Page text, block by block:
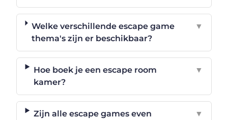
Welke verschillende escape game
thema's zijn er beschikbaar?
▼
Hoe boek je een escape room
kamer?
▼
Zijn alle escape games even
▼